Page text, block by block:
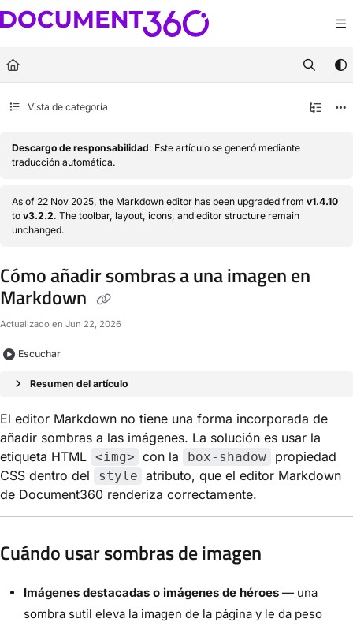
Documentation Index
Fetch the complete documentation index at:https://docs.document360.com/
Use this file to discover all available pages before exploring further.
Vista de categoría
Descargo de responsabilidad: Este artículo se generó mediante
traducción automática.
As of 22 Nov 2025, the Markdown editor has been upgraded from v1.4.10
to v3.2.2. The toolbar, layout, icons, and editor structure remain
unchanged.
Cómo añadir sombras a una imagen en
Markdown
Actualizado en Jun 22, 2026
Escuchar
Resumen del artículo
El editor Markdown no tiene una forma incorporada de
añadir sombras a las imágenes. La solución es usar la
etiqueta HTML
<img> con la box-shadow
propiedad
CSS dentro del
style atributo, que el editor Markdown
de Document360 renderiza correctamente.
Cuándo usar sombras de imagen
Imágenes destacadas o imágenes de héroes — una
sombra sutil eleva la imagen de la página y le da peso